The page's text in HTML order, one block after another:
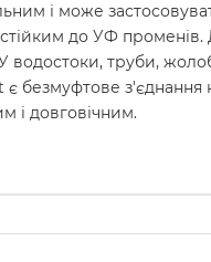
і може
до УФ променів.
труби,
безмуфтове
і довговічним.